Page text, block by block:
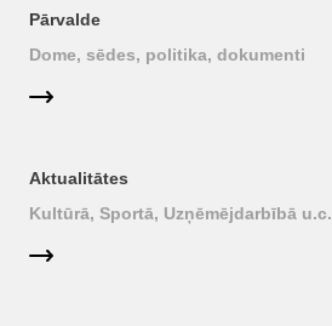
Pārvalde
Dome, sēdes, politika, dokumenti
Aktualitātes
Kultūrā, Sportā, Uzņēmējdarbībā u.c.